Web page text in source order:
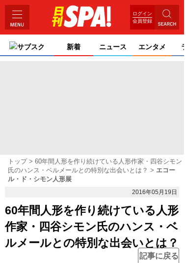
ログイン
会員登録
サブスク 新着 ニュース エンタメ
トップ
60年間人形を作り続けている人形作家・四谷シモン
氏のハンス・ベルメールとの特別な出会いとは？
エコー
ル・ド・シモン人形展
2016年05月19日
60年間人形を作り続けている人形
作家・四谷シモン氏のハンス・ベ
ルメールとの特別な出会いとは？
記事に戻る